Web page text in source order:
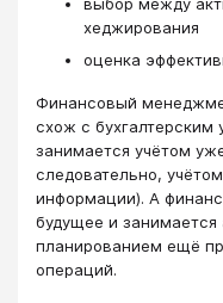
хеджирования
оценка
Финансовый
схож с бухгалтерским
занимается учётом
следовательно,
информации). А
будущее и
планированием ещё
операций.